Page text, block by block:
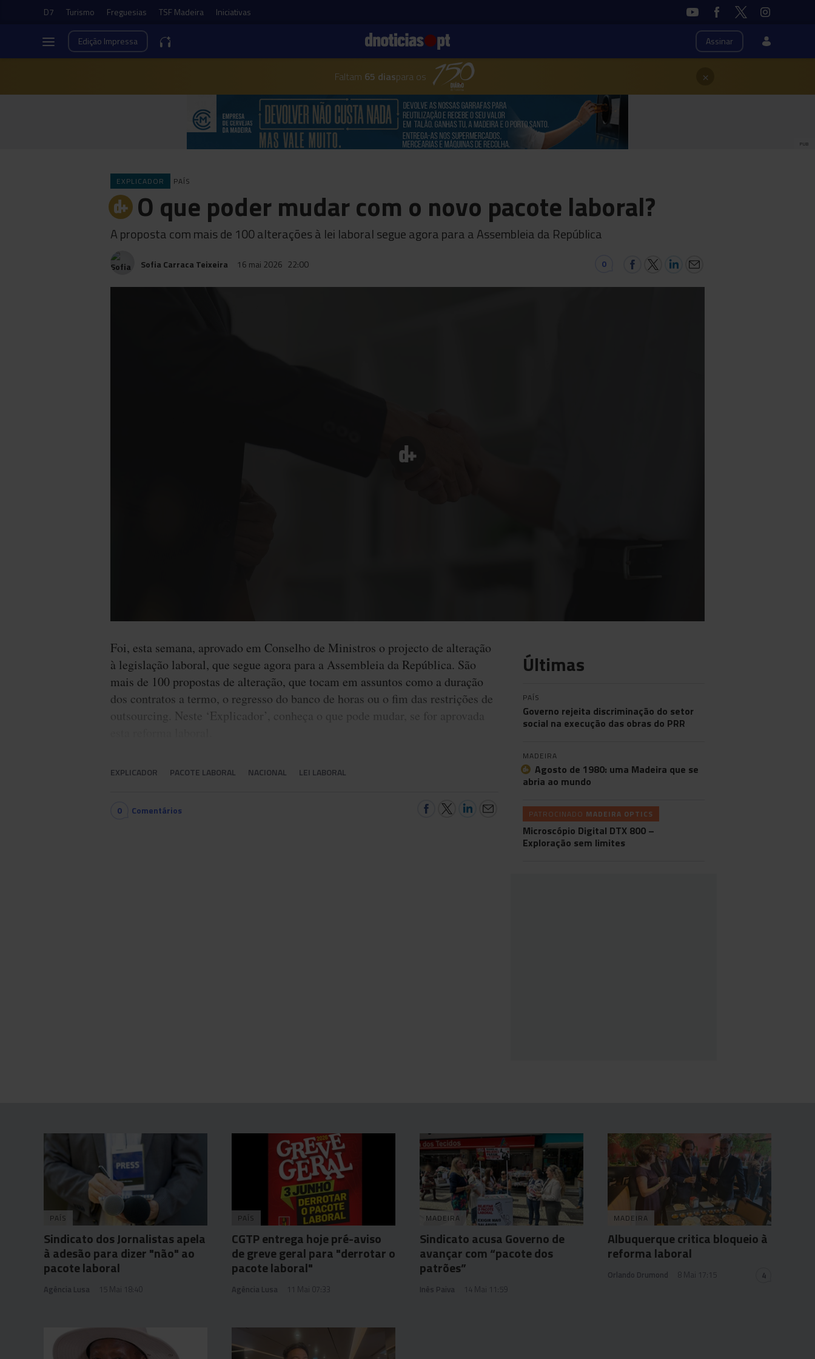
D7 Turismo Freguesias TSF Madeira Iniciativas
Assinar
Edição Impressa
Faltam 65 diaspara os ×
PUB
EXPLICADOR PAÍS
O que poder mudar com o novo pacote laboral?
A proposta com mais de 100 alterações à lei laboral segue agora para a Assembleia da República
Sofia Carraca Teixeira 16 mai 2026 22:00 0
Foi, esta semana, aprovado em Conselho de Ministros o projecto de alteração
à legislação laboral, que segue agora para a Assembleia da República. São
mais de 100 propostas de alteração, que tocam em assuntos como a duração
dos contratos a termo, o regresso do banco de horas ou o fim das restrições de
outsourcing. Neste ‘Explicador’, conheça o que pode mudar, se for aprovada
EXPLICADOR PACOTE LABORAL NACIONAL LEI LABORAL
0 Comentários
Últimas
PAÍS
Governo rejeita discriminação do setor
social na execução das obras do PRR
MADEIRA
Agosto de 1980: uma Madeira que se
abria ao mundo
PATROCINADO MADEIRA OPTICS
Microscópio Digital DTX 800 –
Exploração sem limites
PAÍS
Sindicato dos Jornalistas apela
à adesão para dizer "não" ao
pacote laboral
Agência Lusa 15 Mai 18:40
PAÍS
CGTP entrega hoje pré-aviso
de greve geral para "derrotar o
pacote laboral"
Agência Lusa 11 Mai 07:33
MADEIRA
Sindicato acusa Governo de
avançar com “pacote dos
patrões”
Inês Paiva 14 Mai 11:59
MADEIRA
Albuquerque critica bloqueio à
reforma laboral
Orlando Drumond 8 Mai 17:15 4